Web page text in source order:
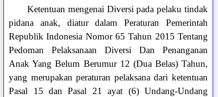
Ketentuan mengenai Diversi pada pelaku tindak
pidana anak, diatur dalam Peraturan Pemerintah
Republik Indonesia Nomor 65 Tahun 2015 Tentang
Pedoman Pelaksanaan Diversi Dan Penanganan
Anak Yang Belum Berumur 12 (Dua Belas) Tahun,
yang merupakan peraturan pelaksana dari ketentuan
Pasal 15 dan Pasal 21 ayat (6) Undang-Undang